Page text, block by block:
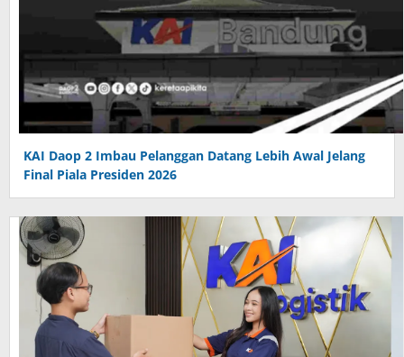
KAI Daop 2 Imbau Pelanggan Datang Lebih Awal Jelang
Final Piala Presiden 2026